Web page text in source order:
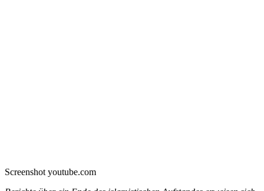
Screenshot youtube.com